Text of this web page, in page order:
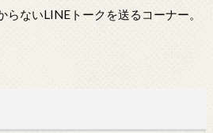
らないLINEトークを送るコーナー。